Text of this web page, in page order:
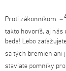
Proti zákonníkom. –
takto hovoríš, aj nás
beda! Lebo
sa tých bremien ani
staviate pomníky